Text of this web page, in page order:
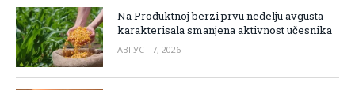
Na Produktnoj berzi prvu nedelju avgusta
karakterisala smanjena aktivnost učesnika
АВГУСТ 7, 2026